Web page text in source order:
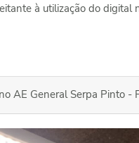
à utilização do digital
AE General Serpa Pinto -